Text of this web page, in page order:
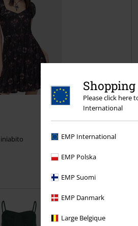
Please click here
International
EMP International
EMP Polska
EMP Suomi
EMP Danmark
Large Belgique